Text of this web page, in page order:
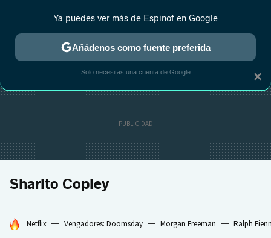
ESTRENOS REALITY ANIME RANKINGS CINE
Sharlto Copley
HOY SE HABLA DE
Netflix Vengadores: Doomsday Morgan Freeman Ralph
×
Ya puedes ver más de Espinof en Google
Añádenos como fuente preferida
Solo necesitas una cuenta de Google